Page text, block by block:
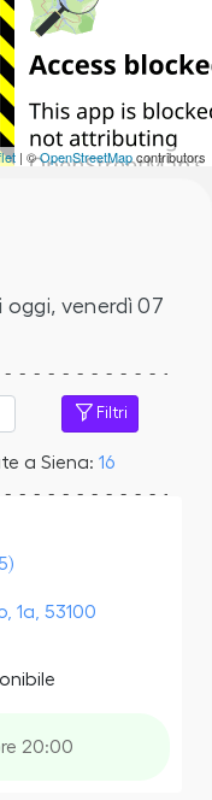
| ©OpenStreetMapcontributors
oggi, venerdì 07
Filtri
a Siena: 16
1a, 53100
20:00